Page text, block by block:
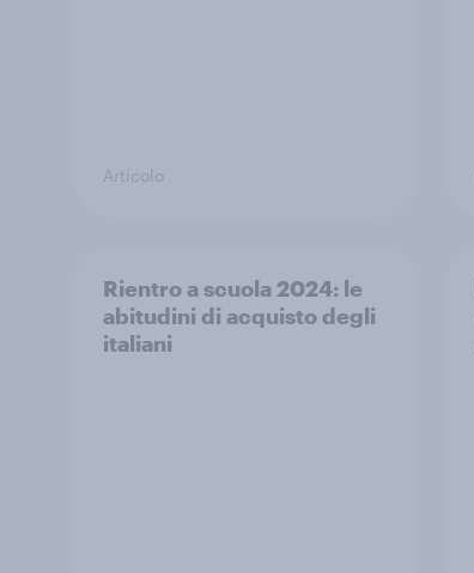
Articolo
Rientro a scuola 2024: le
abitudini di acquisto degli
italiani